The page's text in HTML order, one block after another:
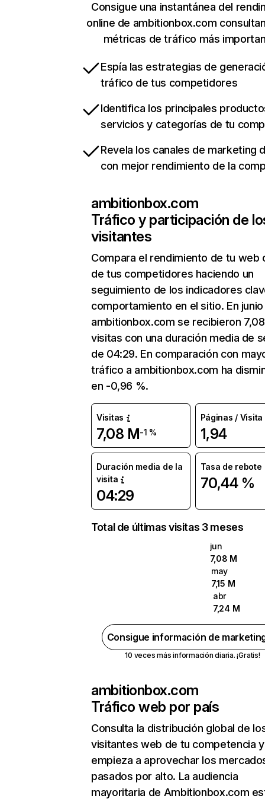
Consigue una instantánea del
online de ambitionbox.com
métricas de tráfico más
Espía las estrategias de
tráfico de tus competidores
Identifica los principales
servicios y categorías de tu
Revela los canales de marketing
con mejor rendimiento de la
ambitionbox.com
Tráfico y participación de
visitantes
Compara el rendimiento de tu web
de tus competidores haciendo un
seguimiento de los indicadores
comportamiento en el sitio. En junio
ambitionbox.com se recibieron
visitas con una duración media de
de 04:29. En comparación con
tráfico a ambitionbox.com ha
en -0,96 %.
Visitas
7,08 M-1 %
Páginas / Visita
1,94
Duración media de la
visita
04:29
Tasa de rebote
70,44 %
Total de últimas visitas 3 meses
jun
7,08 M
may
7,15 M
abr
7,24 M
Consigue información de
10 veces más información diaria. ¡Gratis!
ambitionbox.com
Tráfico web por país
Consulta la distribución global de
visitantes web de tu competencia y
empieza a aprovechar los
pasados por alto. La audiencia
mayoritaria de Ambitionbox.com